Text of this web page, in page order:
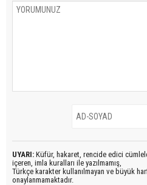
UYARI: Küfür, hakaret, rencide edici
içeren, imla kuralları ile yazılmamış,
Türkçe karakter kullanılmayan ve büyük
onaylanmamaktadır.